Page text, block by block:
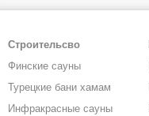
Строительсво
Финские сауны
Турецкие бани хамам
Инфракрасные сауны